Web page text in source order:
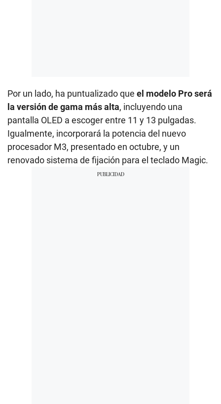
Por un lado, ha puntualizado que el modelo Pro será
la versión de gama más alta, incluyendo una
pantalla OLED a escoger entre 11 y 13 pulgadas.
Igualmente, incorporará la potencia del nuevo
procesador M3, presentado en octubre, y un
renovado sistema de fijación para el teclado Magic.